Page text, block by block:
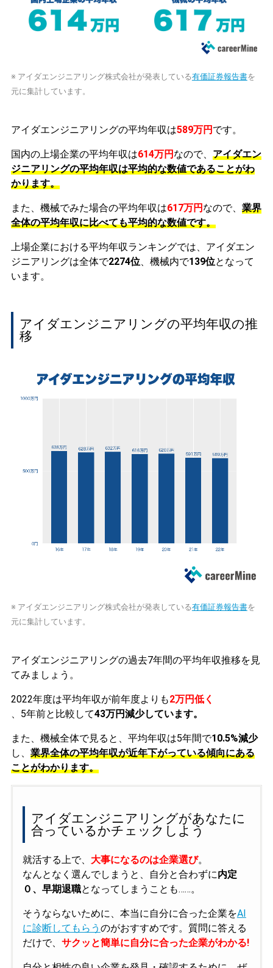
※ アイダエンジニアリング株式会社が発表している有価証券報告書を
元に集計しています。
アイダエンジニアリングの平均年収は589万円 です。
国内の上場企業の平均年収は614万円 なので、 アイダエン
ジニアリングの平均年収は平均的な数値であることがわ
かります。
また、機械でみた場合の平均年収は617万円 なので、 業界
全体の平均年収に比べても平均的な数値です。
上場企業における平均年収ランキングでは、アイダエン
ジニアリングは全体で2274位、機械内で139位となって
います。
アイダエンジニアリングの平均年収の推
移
※ アイダエンジニアリング株式会社が発表している有価証券報告書を
元に集計しています。
アイダエンジニアリングの過去7年間の平均年収推移を見
てみましょう。
2022年度は平均年収が前年度よりも2万円低く
、5年前と比較して43万円減少しています。
また、機械全体で見ると、平均年収は5年間で10.5%減少
し、 業界全体の平均年収が近年下がっている傾向にある
ことがわかります。
アイダエンジニアリングがあなたに
合っているかチェックしよう
就活する上で、 大事になるのは企業選び。
なんとなく選んでしまうと、自分と合わずに内定
０、早期退職となってしまうことも……。
そうならないために、本当に自分に合った企業をAI
に診断してもらう のがおすすめです。質問に答える
だけで、 サクッと簡単に自分に合った企業がわかる!